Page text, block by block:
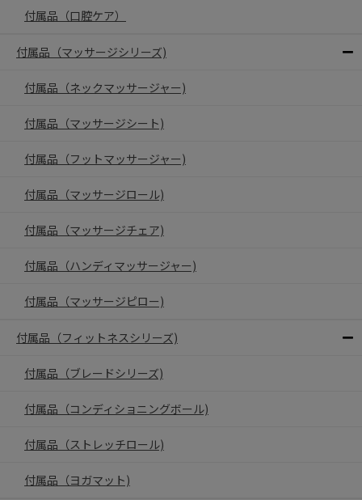
付属品（口腔ケア）
付属品（マッサージシリーズ)
付属品（ネックマッサージャー)
付属品（マッサージシート)
付属品（フットマッサージャー)
付属品（マッサージロール)
付属品（マッサージチェア)
付属品（ハンディマッサージャー)
付属品（マッサージピロー)
付属品（フィットネスシリーズ)
付属品（ブレードシリーズ)
付属品（コンディショニングボール)
付属品（ストレッチロール)
付属品（ヨガマット)